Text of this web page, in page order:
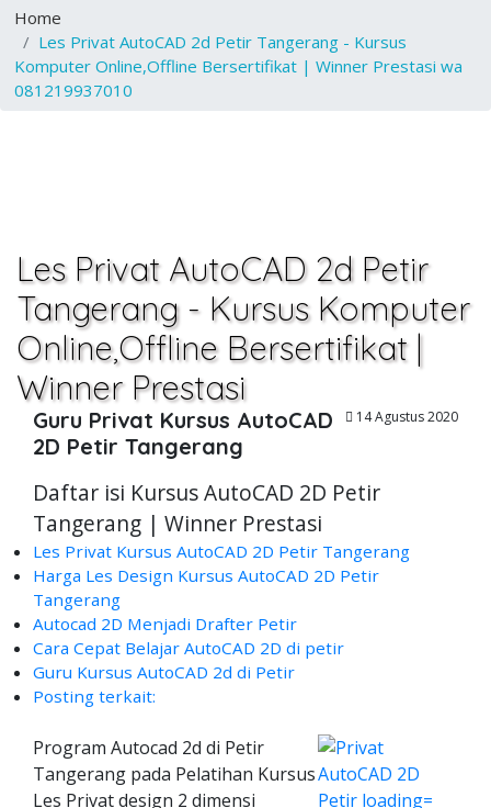
Home
Les Privat AutoCAD 2d Petir Tangerang - Kursus
Komputer Online,Offline Bersertifikat | Winner Prestasi wa
081219937010
Les Privat AutoCAD 2d Petir
Tangerang - Kursus Komputer
Online,Offline Bersertifikat |
Winner Prestasi
14 Agustus 2020
Guru Privat Kursus AutoCAD
2D Petir Tangerang
Daftar isi Kursus AutoCAD 2D Petir
Tangerang | Winner Prestasi
Les Privat Kursus AutoCAD 2D Petir Tangerang
Harga Les Design Kursus AutoCAD 2D Petir
Tangerang
Autocad 2D Menjadi Drafter Petir
Cara Cepat Belajar AutoCAD 2D di petir
Guru Kursus AutoCAD 2d di Petir
Posting terkait:
Program Autocad 2d di Petir
Tangerang pada Pelatihan Kursus
Les Privat design 2 dimensi